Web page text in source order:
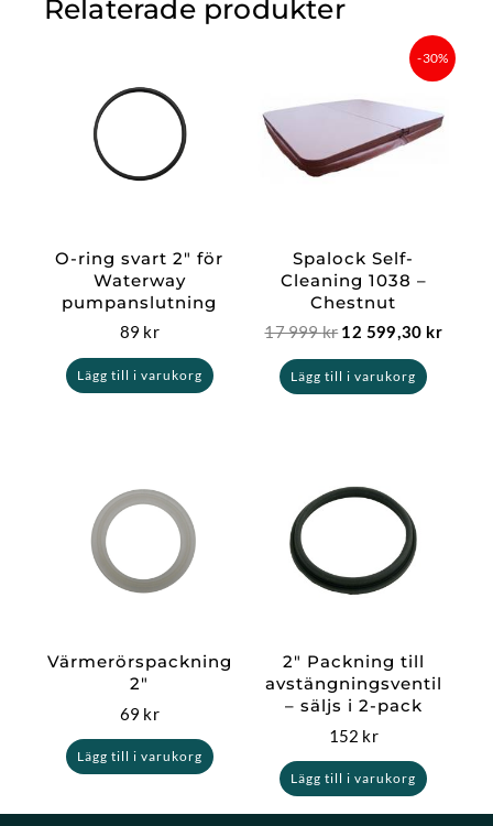
Relaterade produkter
O-ring svart 2″ för
Waterway
pumpanslutning
89 kr
Lägg till i varukorg
-30%
Spalock Self-
Cleaning 1038 –
Chestnut
17 999kr
ursprungliga
999 kr.
12 599,30 kr
Det
är:
Lägg till i varukorg
Värmerörspackning
2″
69 kr
Lägg till i varukorg
2″ Packning till
avstängningsventil
– säljs i 2-pack
152 kr
Lägg till i varukorg